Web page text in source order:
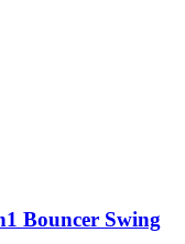
Bouncer Swing